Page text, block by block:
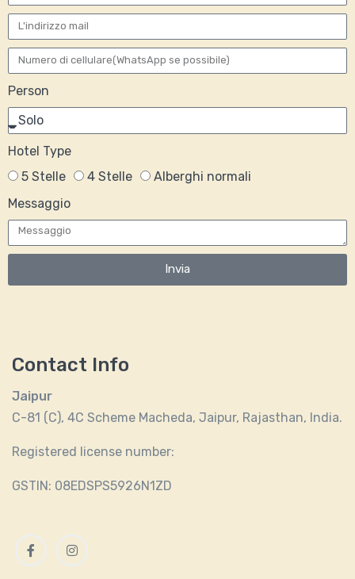
Person
Hotel Type
5 Stelle
4 Stelle
Alberghi normali
Messaggio
Invia
Contact Info
Jaipur
C-81 (C), 4C Scheme Macheda, Jaipur, Rajasthan, India.
Registered license number:
GSTIN: 08EDSPS5926N1ZD
FacebookInstagram